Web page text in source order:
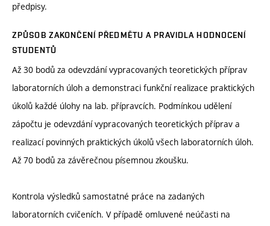
předpisy.
ZPŮSOB ZAKONČENÍ PŘEDMĚTU A PRAVIDLA HODNOCENÍ
STUDENTŮ
Až 30 bodů za odevzdání vypracovaných teoretických příprav
laboratorních úloh a demonstraci funkční realizace praktických
úkolů každé úlohy na lab. přípravcích. Podmínkou udělení
zápočtu je odevzdání vypracovaných teoretických příprav a
realizací povinných praktických úkolů všech laboratorních úloh.
Až 70 bodů za závěrečnou písemnou zkoušku.
Kontrola výsledků samostatné práce na zadaných
laboratorních cvičeních. V případě omluvené neúčasti na